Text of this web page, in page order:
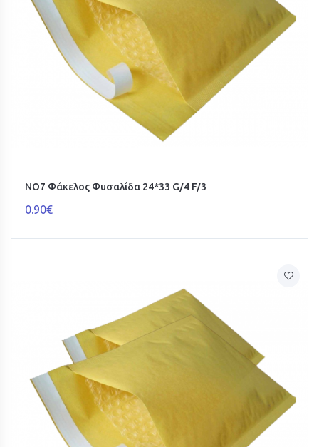
ΝΟ7 Φάκελος Φυσαλίδα 24*33 G/4 F/3
0.90€